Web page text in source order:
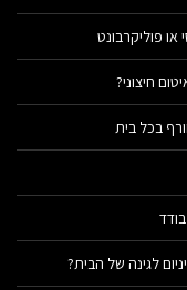
או פוליקרבונט
חיצוני?
בכל בית
לגינה של הבית?